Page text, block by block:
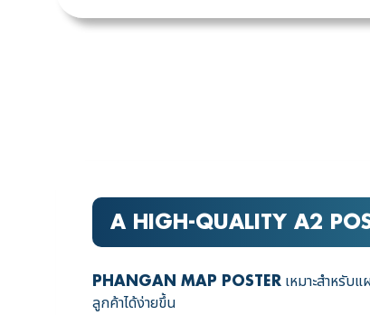
A HIGH-QUALITY A2
PHANGAN MAP POSTER เหมาะสำหรับ
ลูกค้าได้ง่ายขึ้น